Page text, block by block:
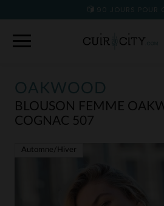
90 JOURS POUR
OAKWOOD
BLOUSON FEMME
COGNAC 507
Automne/Hiver